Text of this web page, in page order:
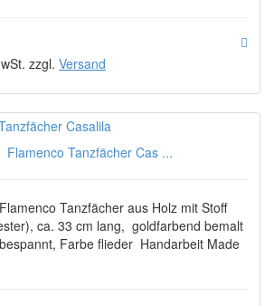
zzgl. Versand
Flamenco Tanzfächer Cas ...
Tanzfächer aus Holz mit Stoff
ca. 33 cm lang, goldfarbend bemalt
Farbe flieder Handarbeit Made